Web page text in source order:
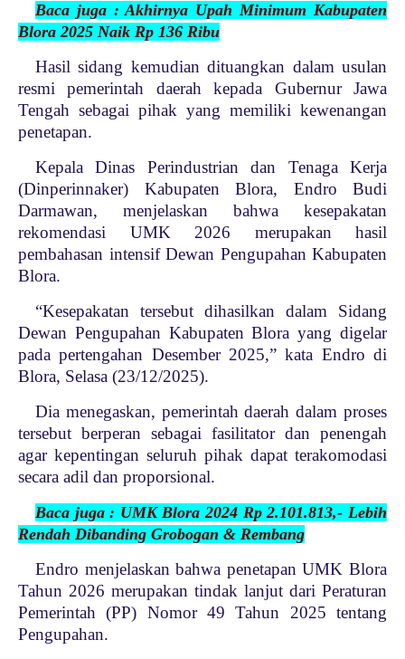
Baca juga : Akhirnya Upah Minimum Kabupaten
Blora 2025 Naik Rp 136 Ribu
Hasil sidang kemudian dituangkan dalam usulan
resmi pemerintah daerah kepada Gubernur Jawa
Tengah sebagai pihak yang memiliki kewenangan
penetapan.
Kepala Dinas Perindustrian dan Tenaga Kerja
(Dinperinnaker) Kabupaten Blora, Endro Budi
Darmawan, menjelaskan bahwa kesepakatan
rekomendasi UMK 2026 merupakan hasil
pembahasan intensif Dewan Pengupahan Kabupaten
Blora.
“Kesepakatan tersebut dihasilkan dalam Sidang
Dewan Pengupahan Kabupaten Blora yang digelar
pada pertengahan Desember 2025,” kata Endro di
Blora, Selasa (23/12/2025).
Dia menegaskan, pemerintah daerah dalam proses
tersebut berperan sebagai fasilitator dan penengah
agar kepentingan seluruh pihak dapat terakomodasi
secara adil dan proporsional.
Baca juga : UMK Blora 2024 Rp 2.101.813,- Lebih
Rendah Dibanding Grobogan & Rembang
Endro menjelaskan bahwa penetapan UMK Blora
Tahun 2026 merupakan tindak lanjut dari Peraturan
Pemerintah (PP) Nomor 49 Tahun 2025 tentang
Pengupahan.